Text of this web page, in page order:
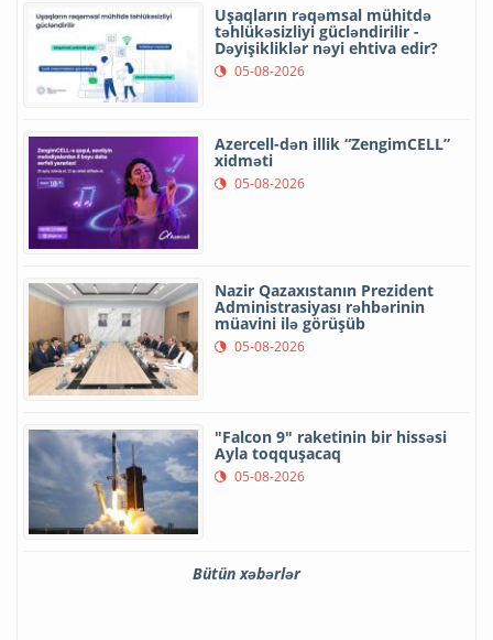
Uşaqların rəqəmsal mühitdə
təhlükəsizliyi gücləndirilir -
Dəyişikliklər nəyi ehtiva edir?
05-08-2026
Azercell-dən illik “ZengimCELL”
xidməti
05-08-2026
Nazir Qazaxıstanın Prezident
Administrasiyası rəhbərinin
müavini ilə görüşüb
05-08-2026
"Falcon 9" raketinin bir hissəsi
Ayla toqquşacaq
05-08-2026
Bütün xəbərlər